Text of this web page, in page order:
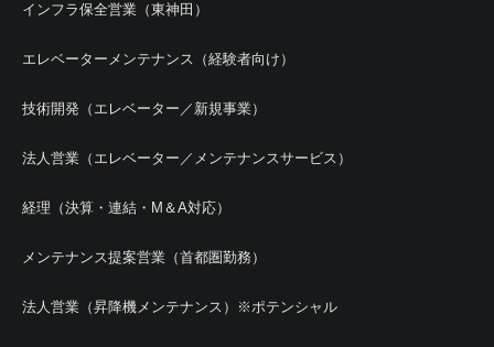
インフラ保全営業（東神田）
エレベーターメンテナンス（経験者向け）
技術開発（エレベーター／新規事業）
法人営業（エレベーター／メンテナンスサービス）
経理（決算・連結・M＆A対応）
メンテナンス提案営業（首都圏勤務）
法人営業（昇降機メンテナンス）※ポテンシャル